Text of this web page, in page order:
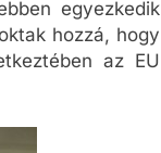
egyezkedik
hozzá, hogy
az EU